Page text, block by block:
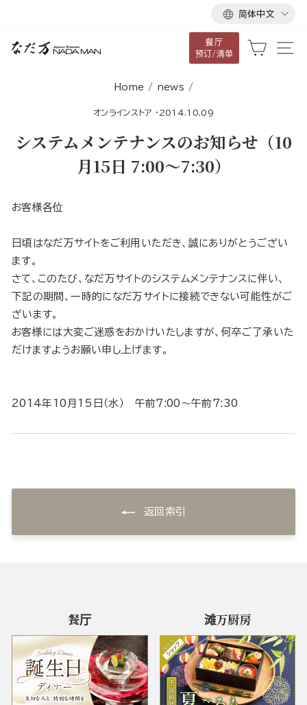
语
言
简体中文
餐厅
预订/清单
大车
Home / news /
オンラインストア · 2014.10.09
システムメンテナンスのお知らせ（10
月15日 7:00〜7:30）
お客様各位
日頃はなだ万サイトをご利用いただき、誠にありがとうござい
ます。
さて、このたび、なだ万サイトのシステムメンテナンスに伴い、
下記の期間、一時的になだ万サイトに接続できない可能性がご
ざいます。
お客様には大変ご迷惑をおかけいたしますが、何卒ご了承いた
だけますようお願い申し上げます。
2014年10月15日（水） 午前7:00〜午前7:30
返回索引
餐厅 滩万厨房